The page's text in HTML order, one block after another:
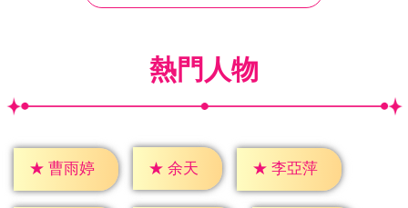
熱門人物
★ 曹雨婷 ★ 余天 ★ 李亞萍